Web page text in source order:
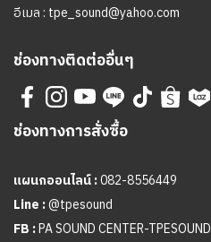
อีเมล : tpe_sound@yahoo.com
ช่องทางติดต่ออื่นๆ
ช่องทางการสั่งซื้อ
แผนกออนไลน์ :082-8556449
Line :@tpesound
FB :PA SOUND CENTER-TPESOUND